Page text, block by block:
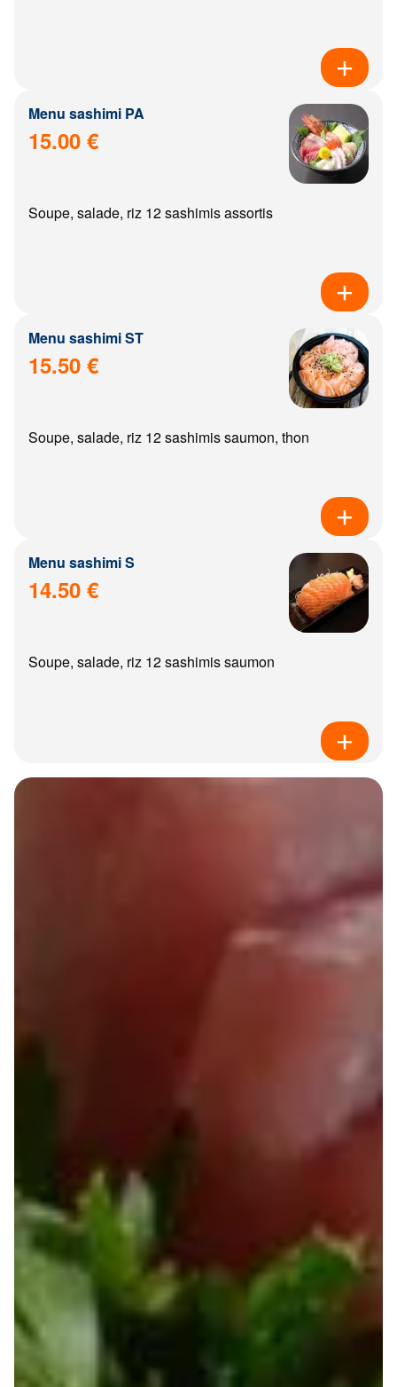
Menu sashimi PA
15.00 €
Soupe, salade, riz 12 sashimis assortis
Menu sashimi ST
15.50 €
Soupe, salade, riz 12 sashimis saumon, thon
Menu sashimi S
14.50 €
Soupe, salade, riz 12 sashimis saumon